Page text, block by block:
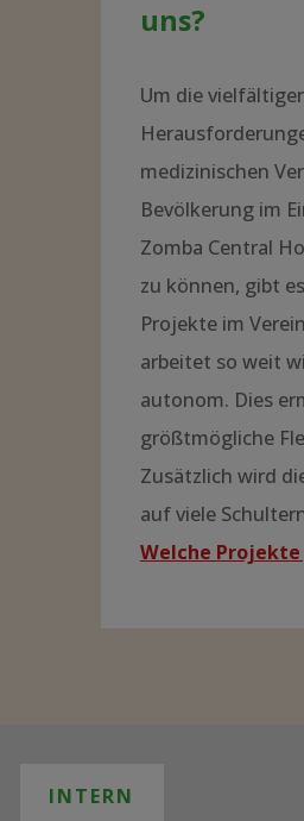
uns?
Um die
medizinischen
Bevölkerung im
Zomba Central
zu können, gibt
Projekte im
arbeitet so weit
autonom. Dies
größtmögliche
Zusätzlich wird
auf viele
Welche
INTERN